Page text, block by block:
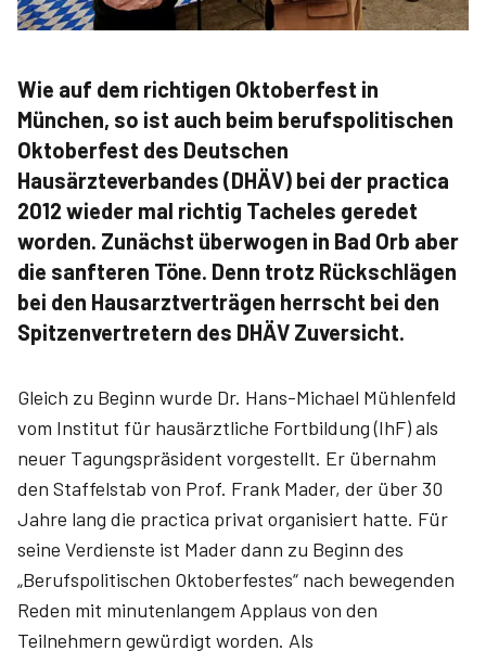
Wie auf dem richtigen Oktoberfest in
München, so ist auch beim berufspolitischen
Oktoberfest des Deutschen
Hausärzteverbandes (DHÄV) bei der practica
2012 wieder mal richtig Tacheles geredet
worden. Zunächst überwogen in Bad Orb aber
die sanfteren Töne. Denn trotz Rückschlägen
bei den Hausarztverträgen herrscht bei den
Spitzenvertretern des DHÄV Zuversicht.
Gleich zu Beginn wurde Dr. Hans-Michael Mühlenfeld
vom Institut für hausärztliche Fortbildung (IhF) als
neuer Tagungspräsident vorgestellt. Er übernahm
den Staffelstab von Prof. Frank Mader, der über 30
Jahre lang die practica privat organisiert hatte. Für
seine Verdienste ist Mader dann zu Beginn des
„Berufspolitischen Oktoberfestes“ nach bewegenden
Reden mit minutenlangem Applaus von den
Teilnehmern gewürdigt worden. Als